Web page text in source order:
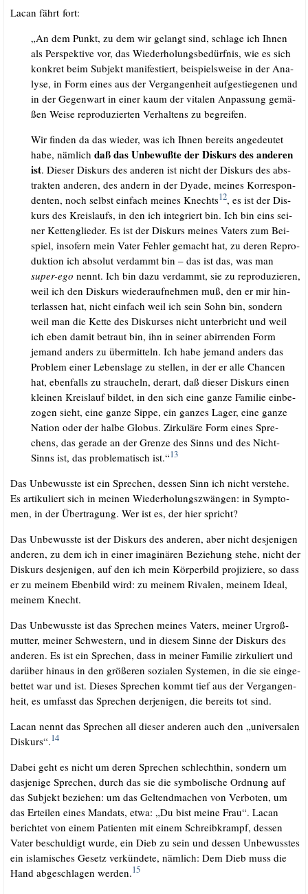
Lacan fährt fort:
„An dem Punkt, zu dem wir gelangt sind, schla­ge ich Ihnen
als Per­spek­ti­ve vor, das Wie­der­ho­lungs­be­dürf­nis, wie es sich
kon­kret beim Sub­jekt mani­fes­tiert, bei­spiels­wei­se in der Ana­
ly­se, in Form eines aus der Ver­gan­gen­heit auf­ge­stie­ge­nen und
in der Gegen­wart in einer kaum der vita­len Anpas­sung gemä­
ßen Wei­se repro­du­zier­ten Ver­hal­tens zu begreifen.
Wir fin­den da das wie­der, was ich Ihnen bereits ange­deu­tet
habe, näm­lich daß das Unbe­wuß­te der Dis­kurs des ande­ren
ist. Die­ser Dis­kurs des ande­ren ist nicht der Dis­kurs des abs­
trak­ten ande­ren, des andern in der Dya­de, mei­nes Kor­re­spon­
den­ten, noch selbst ein­fach mei­nes Knechts12, es ist der Dis­
kurs des Kreis­laufs, in den ich inte­griert bin. Ich bin eins sei­
ner Ket­ten­glie­der. Es ist der Dis­kurs mei­nes Vaters zum Bei­
spiel, inso­fern mein Vater Feh­ler gemacht hat, zu deren Repro­
duk­ti­on ich abso­lut ver­dammt bin – das ist das, was man
super-ego nennt. Ich bin dazu ver­dammt, sie zu repro­du­zie­ren,
weil ich den Dis­kurs wie­der­auf­neh­men muß, den er mir hin­
ter­las­sen hat, nicht ein­fach weil ich sein Sohn bin, son­dern
weil man die Ket­te des Dis­kur­ses nicht unter­bricht und weil
ich eben damit betraut bin, ihn in sei­ner abir­ren­den Form
jemand anders zu über­mit­teln. Ich habe jemand anders das
Pro­blem einer Lebens­la­ge zu stel­len, in der er alle Chan­cen
hat, eben­falls zu strau­cheln, der­art, daß die­ser Dis­kurs einen
klei­nen Kreis­lauf bil­det, in den sich eine gan­ze Fami­lie ein­be­
zo­gen sieht, eine gan­ze Sip­pe, ein gan­zes Lager, eine gan­ze
Nati­on oder der hal­be Glo­bus. Zir­ku­lä­re Form eines Spre­
chens, das gera­de an der Gren­ze des Sinns und des Nicht-
Sinns ist, das pro­ble­ma­tisch ist.“13
Das Unbe­wuss­te ist ein Spre­chen, des­sen Sinn ich nicht ver­ste­he.
Es arti­ku­liert sich in mei­nen Wie­der­ho­lungs­zwän­gen: in Sym­pto­
men, in der Über­tra­gung. Wer ist es, der hier spricht?
Das Unbe­wuss­te ist der Dis­kurs des ande­ren, aber nicht des­je­ni­gen
ande­ren, zu dem ich in einer ima­gi­nä­ren Bezie­hung ste­he, nicht der
Dis­kurs des­je­ni­gen, auf den ich mein Kör­per­bild pro­ji­zie­re, so dass
er zu mei­nem Eben­bild wird: zu mei­nem Riva­len, mei­nem Ide­al,
mei­nem Knecht.
Das Unbe­wuss­te ist das Spre­chen mei­nes Vaters, mei­ner Urgroß­
mutter, mei­ner Schwes­tern, und in die­sem Sin­ne der Dis­kurs des
ande­ren. Es ist ein Spre­chen, dass in mei­ner Fami­lie zir­ku­liert und
dar­über hin­aus in den grö­ße­ren sozia­len Sys­te­men, in die sie ein­ge­
bet­tet war und ist. Die­ses Spre­chen kommt tief aus der Ver­gan­gen­
heit, es umfasst das Spre­chen der­je­ni­gen, die bereits tot sind.
Lacan nennt das Spre­chen all die­ser ande­ren auch den „uni­ver­sa­len
Dis­kurs“.14
Dabei geht es nicht um deren Spre­chen schlecht­hin, son­dern um
das­je­ni­ge Spre­chen, durch das sie die sym­bo­li­sche Ord­nung auf
das Sub­jekt bezie­hen: um das Gel­tend­ma­chen von Ver­bo­ten, um
das Ertei­len eines Man­dats, etwa: „Du bist mei­ne Frau“. Lacan
berich­tet von einem Pati­en­ten mit einem Schreib­krampf, des­sen
Vater beschul­digt wur­de, ein Dieb zu sein und des­sen Unbe­wuss­tes
ein isla­mi­sches Gesetz ver­kün­de­te, näm­lich: Dem Dieb muss die
Hand abge­schla­gen wer­den.15